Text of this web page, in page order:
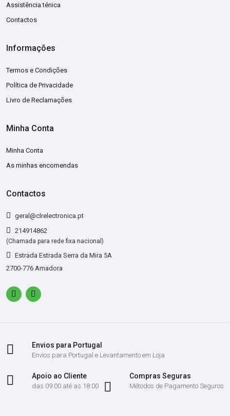
Assistência ténica
Contactos
Informações
Termos e Condições
Política de Privacidade
Livro de Reclamações
Minha Conta
Minha Conta
As minhas encomendas
Contactos
geral@clrelectronica.pt
214914862
(Chamada para rede fixa nacional)
Estrada Estrada Serra da Mira 5A
2700-776 Amadora
Envios para Portugal
Envios para Portugal e Levantamento em Loja
Apoio ao Cliente
das 09:00 até as 18:00
Compras Seguras
Métodos de Pagamento Seguros